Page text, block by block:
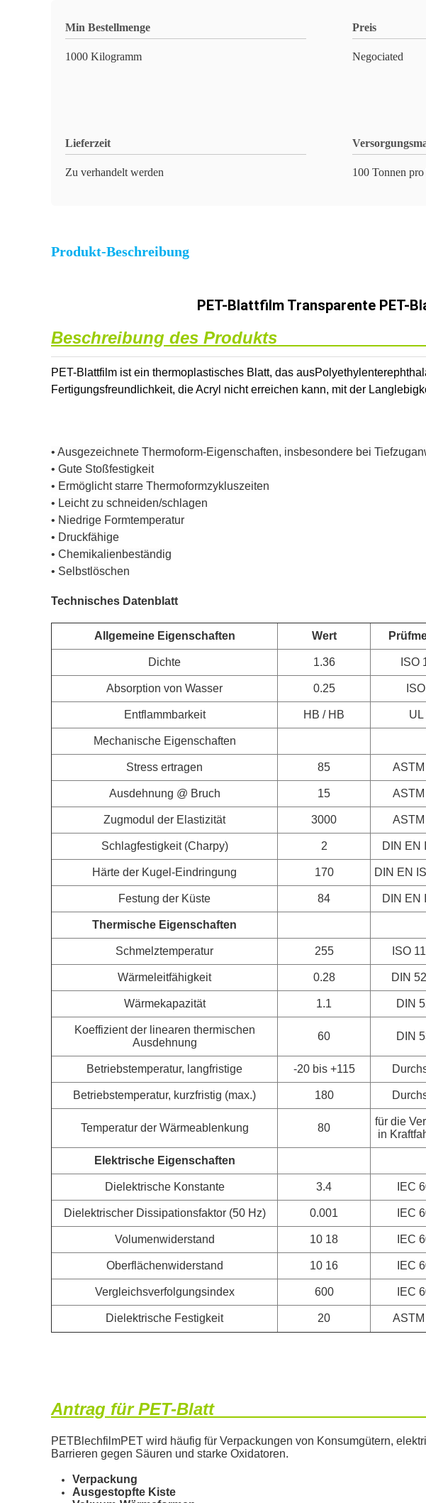
Min Bestellmenge
1000 Kilogramm
Preis
Negociated
Lieferzeit
Zu verhandelt werden 100 Tonnen pro
Produkt-Beschreibung
PET-Blattfilm Transparente PET-
Beschreibung des Produkts
PET-Blattfilm ist ein thermoplastisches Blatt, das aus
Fertigungsfreundlichkeit, die Acryl nicht erreichen kann, mit der
• Ausgezeichnete Thermoform-Eigenschaften, insbesondere bei
• Gute Stoßfestigkeit
• Ermöglicht starre Thermoformzykluszeiten
• Leicht zu schneiden/schlagen
• Niedrige Formtemperatur
• Druckfähige
• Chemikalienbeständig
• Selbstlöschen
Technisches Datenblatt
Allgemeine Eigenschaften Wert
Dichte 1.36 ISO
Absorption von Wasser 0.25
Entflammbarkeit HB / HB UL
Mechanische Eigenschaften
Stress ertragen 85
Ausdehnung @ Bruch 15
Zugmodul der Elastizität 3000
Schlagfestigkeit (Charpy) 2 DIN EN
Härte der Kugel-Eindringung 170 DIN EN
Festung der Küste 84 DIN EN
Thermische Eigenschaften
Schmelztemperatur 255 ISO
Wärmeleitfähigkeit 0.28 DIN
Wärmekapazität 1.1 DIN
Koeffizient der linearen thermischen
Ausdehnung
60 DIN
Betriebstemperatur, langfristige -20 bis +115
Betriebstemperatur, kurzfristig (max.) 180
Temperatur der Wärmeablenkung 80
für die
in
Elektrische Eigenschaften
Dielektrische Konstante 3.4 IEC
Dielektrischer Dissipationsfaktor (50 Hz) 0.001 IEC
Volumenwiderstand 10 18 IEC
Oberflächenwiderstand 10 16 IEC
Vergleichsverfolgungsindex 600 IEC
Dielektrische Festigkeit 20
Antrag für PET-Blatt
PETBlechfilmPET wird häufig für Verpackungen von Konsumgütern,
Barrieren gegen Säuren und starke Oxidatoren.
Verpackung
Ausgestopfte Kiste